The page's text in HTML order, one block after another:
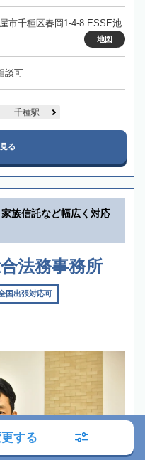
市千種区春岡1-4-8 ESSE池
地図
談可
千種駅
る
族信託など幅広く対応
法務事務所
国出張対応可
する